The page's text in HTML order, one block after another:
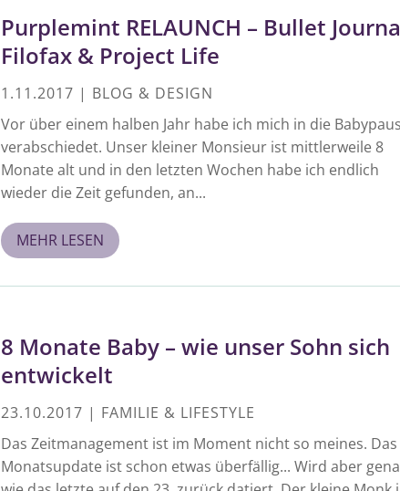
Purplemint RELAUNCH – Bullet
Filofax & Project Life
1.11.2017 | BLOG & DESIGN
Vor über einem halben Jahr habe ich mich in die
verabschiedet. Unser kleiner Monsieur ist mittlerweile 8
Monate alt und in den letzten Wochen habe ich endlich
wieder die Zeit gefunden, an...
MEHR LESEN
8 Monate Baby – wie unser Sohn sich
entwickelt
23.10.2017 | FAMILIE & LIFESTYLE
Das Zeitmanagement ist im Moment nicht so meines. Das
Monatsupdate ist schon etwas überfällig... Wird aber